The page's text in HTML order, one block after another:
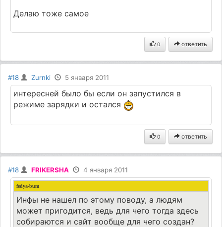
Делаю тоже самое
0 ответить
#18 Zurnki 5 января 2011
интересней было бы если он запустился в
режиме зарядки и остался
0 ответить
#18 FRIKERSHA 4 января 2011
fedya-bum
Инфы не нашел по этому поводу, а людям
может пригодится, ведь для чего тогда здесь
собираются и сайт вообще для чего создан?